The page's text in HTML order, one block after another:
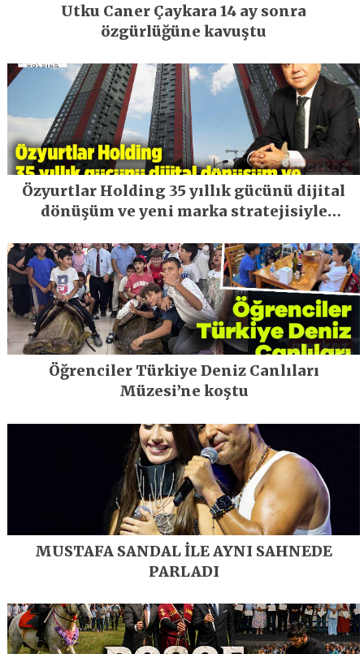
Utku Caner Çaykara 14 ay sonra
özgürlüğüne kavuştu
Özyurtlar Holding 35 yıllık gücünü dijital
dönüşüm ve yeni marka stratejisiyle
Öğrenciler Türkiye Deniz Canlıları
Müzesi’ne koştu
MUSTAFA SANDAL İLE AYNI SAHNEDE
PARLADI